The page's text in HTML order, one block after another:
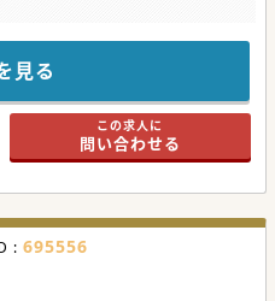
得ています。
ら高齢者の便失禁や排便障害
す。
査等を実施しているので、研
見る
この求人に
問い合わせる
: 695556